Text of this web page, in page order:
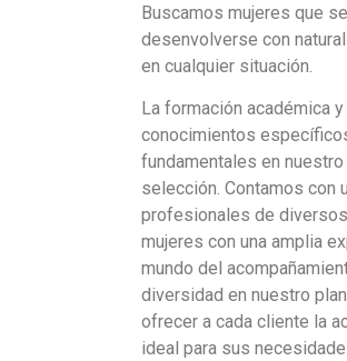
Buscamos mujeres que
desenvolverse con
en cualquier situación.
La formación académica
conocimientos
fundamentales en
selección. Contamos con
profesionales de
mujeres con una amplia
mundo del
diversidad en nuestro
ofrecer a cada cliente la
ideal para sus